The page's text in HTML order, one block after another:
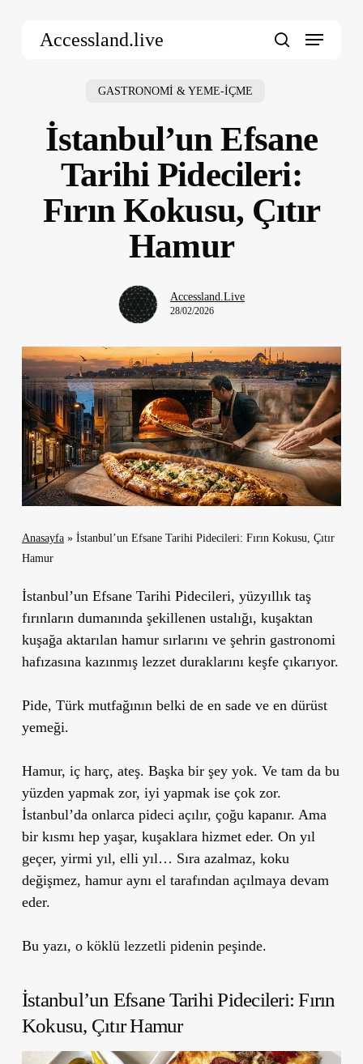
Accessland.live Menu
GASTRONOMİ & YEME-İÇME
İstanbul’un Efsane
Tarihi Pidecileri:
Fırın Kokusu, Çıtır
Hamur
Accessland.Live
28/02/2026
Anasayfa» İstanbul’un Efsane Tarihi Pidecileri: Fırın Kokusu, Çıtır
Hamur
İstanbul’un Efsane Tarihi Pidecileri, yüzyıllık taş
fırınların dumanında şekillenen ustalığı, kuşaktan
kuşağa aktarılan hamur sırlarını ve şehrin gastronomi
hafızasına kazınmış lezzet duraklarını keşfe çıkarıyor.
Pide, Türk mutfağının belki de en sade ve en dürüst
yemeği.
Hamur, iç harç, ateş. Başka bir şey yok. Ve tam da bu
yüzden yapmak zor, iyi yapmak ise çok zor.
İstanbul’da onlarca pideci açılır, çoğu kapanır. Ama
bir kısmı hep yaşar, kuşaklara hizmet eder. On yıl
geçer, yirmi yıl, elli yıl… Sıra azalmaz, koku
değişmez, hamur aynı el tarafından açılmaya devam
eder.
Bu yazı, o köklü lezzetli pidenin peşinde.
İstanbul’un Efsane Tarihi Pidecileri: Fırın
Kokusu, Çıtır Hamur